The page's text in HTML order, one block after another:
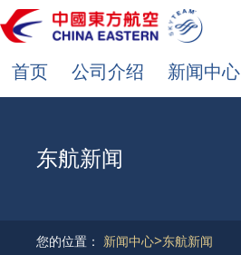
首页 公司介绍 新闻中心
东航新闻
您的位置： 新闻中心>东航新闻